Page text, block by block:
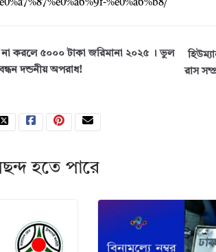
%e0%a6%b8/
না করলে ৫০০০ টাকা জরিমানা ২০২৫ । ভুল
দন্ডনীয় অপরাধ!
রাস
হতে পারে